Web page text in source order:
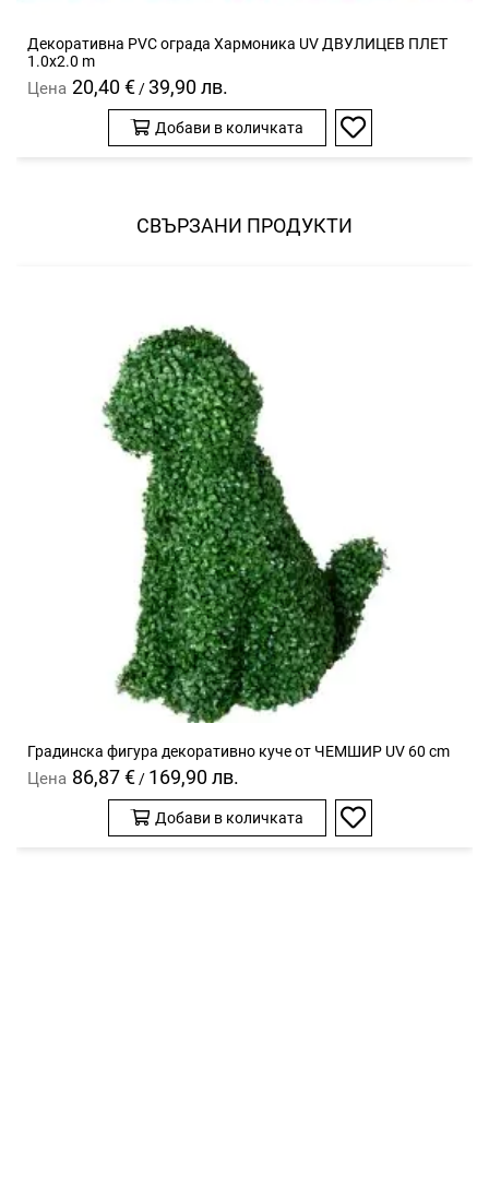
Декоративна PVC ограда Хармоника UV ДВУЛИЦЕВ ПЛЕТ
1.0x2.0 m
Цена 20,40 € / 39,90 лв.
Добави в количката
Добави
СВЪРЗАНИ ПРОДУКТИ
Градинска фигура декоративно куче от ЧЕМШИР UV 60 cm
Цена 86,87 € / 169,90 лв.
Добави в количката
Добави